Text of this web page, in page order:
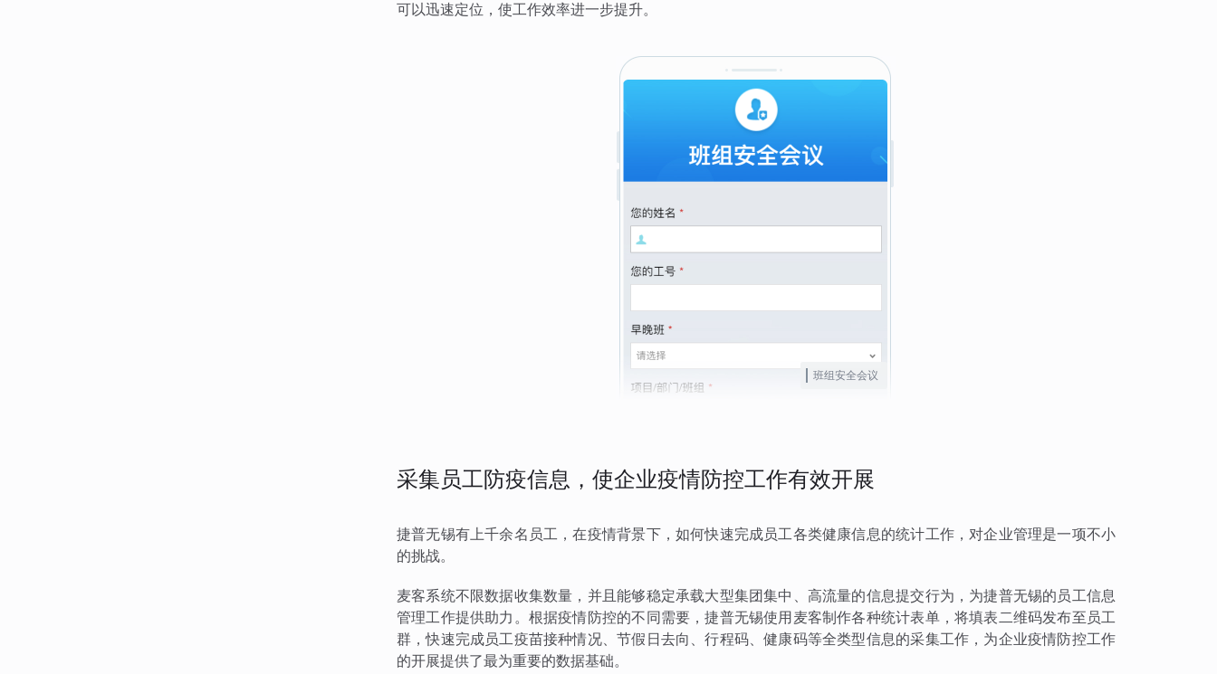
可以迅速定位，使工作效率进一步提升。
班组安全会议
采集员工防疫信息，使企业疫情防控工作有效开展
捷普无锡有上千余名员工，在疫情背景下，如何快速完成员工各类健康信息的统计工作，对企业管理是一项不小
的挑战。
麦客系统不限数据收集数量，并且能够稳定承载大型集团集中、高流量的信息提交行为，为捷普无锡的员工信息
管理工作提供助力。根据疫情防控的不同需要，捷普无锡使用麦客制作各种统计表单，将填表二维码发布至员工
群，快速完成员工疫苗接种情况、节假日去向、行程码、健康码等全类型信息的采集工作，为企业疫情防控工作
的开展提供了最为重要的数据基础。